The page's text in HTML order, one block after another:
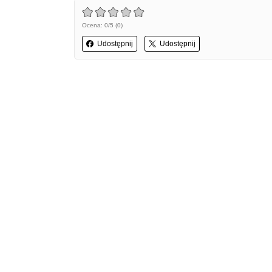
Ocena: 0/5 (0)
Udostępnij Udostępnij